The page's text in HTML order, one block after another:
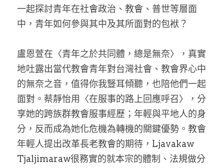
成長部落格
解惑之窗
母語葡萄園
神學淺說
信仰生活
好書櫥窗
一起探討青年在社會政治、教會、普世等層面
中，青年如何參與其中及其所面對的包袱？
盧恩萱在〈青年之於共同體，總是無奈〉，真實
地吐露出當代教會青年對台灣社會、教會界心中
的無奈之音，值得你我豎耳傾聽，也陪他們一起
面對。蔡靜怡用〈在服事的路上回應呼召〉，分
享她的跨族群教會服事經歷；年輕與平地人的身
分，反而成為她化危機為轉機的關鍵優勢。教會
年輕人提出改革長老教會的期待，Ljavakaw
Tjaljimaraw很務實的就本宗的體制、法規做分